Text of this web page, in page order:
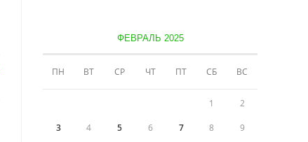
ФЕВРАЛЬ 2025
ПН ВТ СР ЧТ ПТ СБ ВС
1 2
3 4 5 6 7 8 9